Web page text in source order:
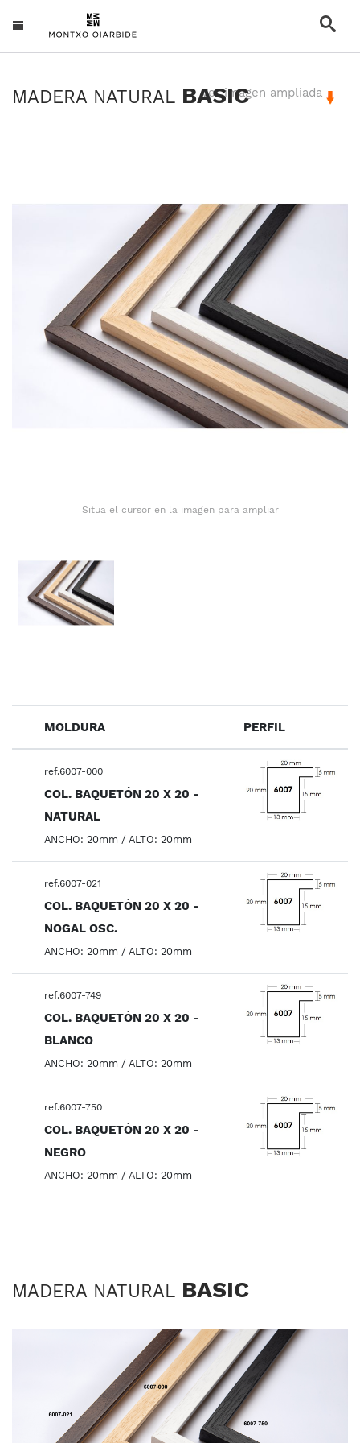
Ver imagen ampliada
MADERA NATURAL BASIC
Situa el cursor en la imagen para ampliar
MOLDURA PERFIL
ref.6007-000
COL. BAQUETÓN 20 X 20 -
NATURAL
ANCHO: 20mm / ALTO: 20mm
ref.6007-021
COL. BAQUETÓN 20 X 20 -
NOGAL OSC.
ANCHO: 20mm / ALTO: 20mm
ref.6007-749
COL. BAQUETÓN 20 X 20 -
BLANCO
ANCHO: 20mm / ALTO: 20mm
ref.6007-750
COL. BAQUETÓN 20 X 20 -
NEGRO
ANCHO: 20mm / ALTO: 20mm
MADERA NATURAL BASIC